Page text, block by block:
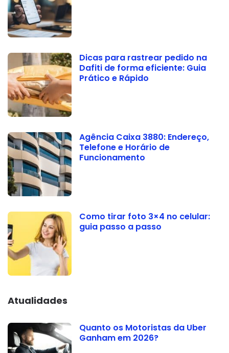
Dicas para rastrear pedido na
Dafiti de forma eficiente: Guia
Prático e Rápido
Agência Caixa 3880: Endereço,
Telefone e Horário de
Funcionamento
Como tirar foto 3×4 no celular:
guia passo a passo
Atualidades
Quanto os Motoristas da Uber
Ganham em 2026?